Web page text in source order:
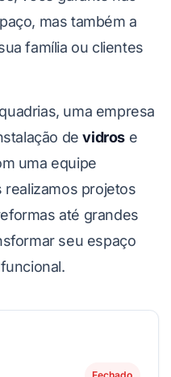
mas também a
família ou clientes
uma empresa
devidros e
uma equipe
realizamos projetos
até grandes
seu espaço